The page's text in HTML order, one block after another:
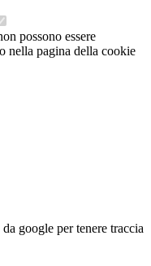
possono essere
nella pagina della cookie
google per tenere traccia